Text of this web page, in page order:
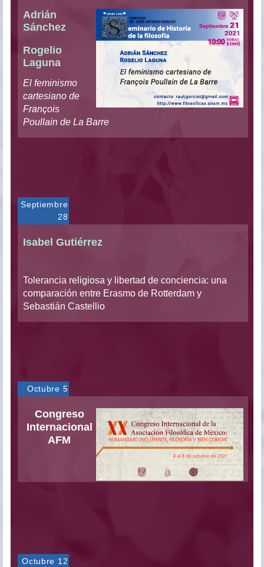
Adrián
Sánchez
Rogelio
Laguna
El feminismo
cartesiano de
François
Poullain de La Barre
Septiembre
28
Isabel Gutiérrez
Tolerancia religiosa y libertad de conciencia: una
comparación entre Erasmo de Rotterdam y
Sebastián Castellio
Octubre 5
Congreso
Internacional
AFM
Octubre 12